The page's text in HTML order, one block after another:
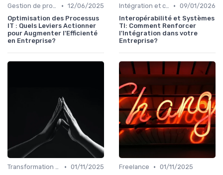
Gestion de projet • 12/06/2025
Optimisation des Processus
IT : Quels Leviers Actionner
pour Augmenter l'Efficienté
en Entreprise?
Intégration et compatibilité • 09/01/2026
Interopérabilité et Systèmes
TI: Comment Renforcer
l'Intégration dans votre
Entreprise?
Transformation digitale • 01/11/2025
Freelance • 01/11/2025